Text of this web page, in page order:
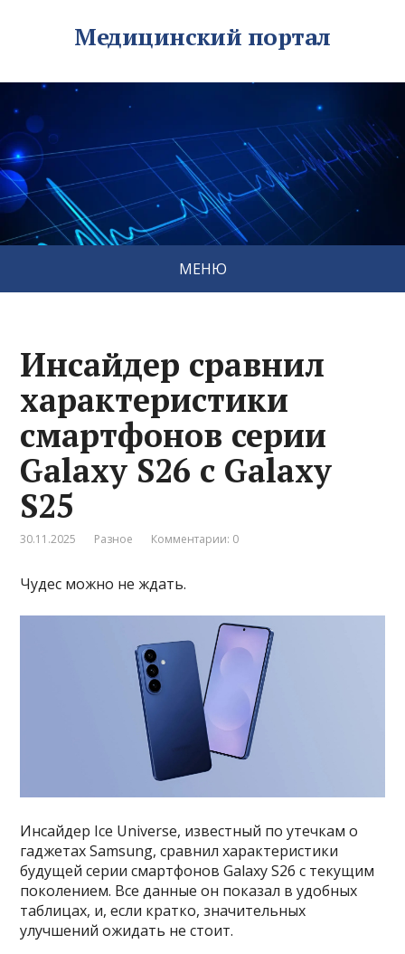
Медицинский портал
МЕНЮ
Инсайдер сравнил
характеристики
смартфонов серии
Galaxy S26 с Galaxy
S25
30.11.2025 Разное Комментарии: 0
Чудес можно не ждать.
Инсайдер Ice Universe, известный по утечкам о
гаджетах Samsung, сравнил характеристики
будущей серии смартфонов Galaxy S26 с текущим
поколением. Все данные он показал в удобных
таблицах, и, если кратко, значительных
улучшений ожидать не стоит.